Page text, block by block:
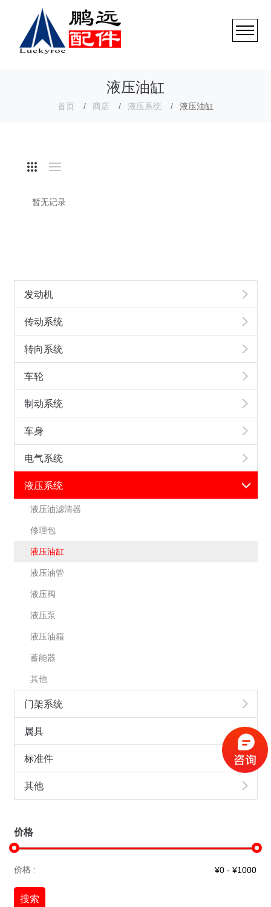
液压油缸
首页 商店 液压系统 液压油缸
发动机
传动系统
转向系统
车轮
制动系统
车身
电气系统
液压系统
液压油滤清器
修理包
液压油缸
液压油管
液压阀
液压泵
液压油箱
蓄能器
其他
门架系统
属具
标准件
其他
价格
价格 :
搜索
暂无记录